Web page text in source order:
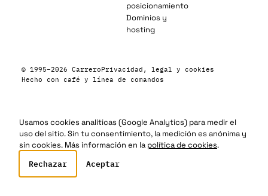
posicionamiento
Dominios y
hosting
© 1995–2026 CarreroPrivacidad, legal y cookies
Hecho con café y línea de comandos
Usamos cookies analíticas (Google Analytics) para medir el
uso del sitio. Sin tu consentimiento, la medición es anónima y
sin cookies. Más información en lapolítica de cookies.
Rechazar Aceptar